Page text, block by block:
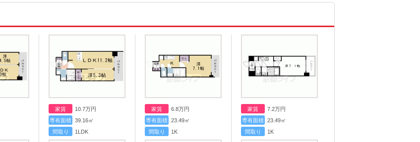
家賃 10.7万円
専有面積 39.16㎡
間取り
1LDK
家賃 6.8万円
専有面積 23.49㎡
間取り
1K
家賃 7.2万円
専有面積 23.49㎡
間取り
1K